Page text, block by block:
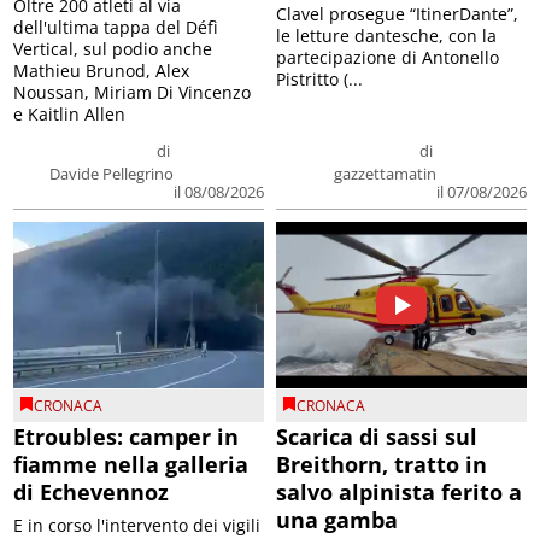
di
Davide Pellegrino
il 08/08/2026
Oltre 200 atleti al via
dell'ultima tappa del Défì
Vertical, sul podio anche
Mathieu Brunod, Alex
Noussan, Miriam Di Vincenzo
e Kaitlin Allen
di
gazzettamatin
il 07/08/2026
Clavel prosegue “ItinerDante”,
le letture dantesche, con la
partecipazione di Antonello
Pistritto (...
CRONACA
Etroubles: camper in
fiamme nella galleria
di Echevennoz
E in corso l'intervento dei vigili
CRONACA
Scarica di sassi sul
Breithorn, tratto in
salvo alpinista ferito a
una gamba